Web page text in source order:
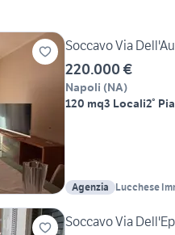
Soccavo Via
220.000 €
Napoli (NA)
120 mq3 Locali2°
Agenzia Lucchese
Soccavo Via